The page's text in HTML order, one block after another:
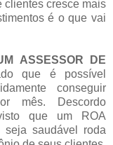
clientes cresce mais
é o que vai
ASSESSOR DE
que é possível
conseguir
mês. Descordo
que um ROA
seja saudável roda